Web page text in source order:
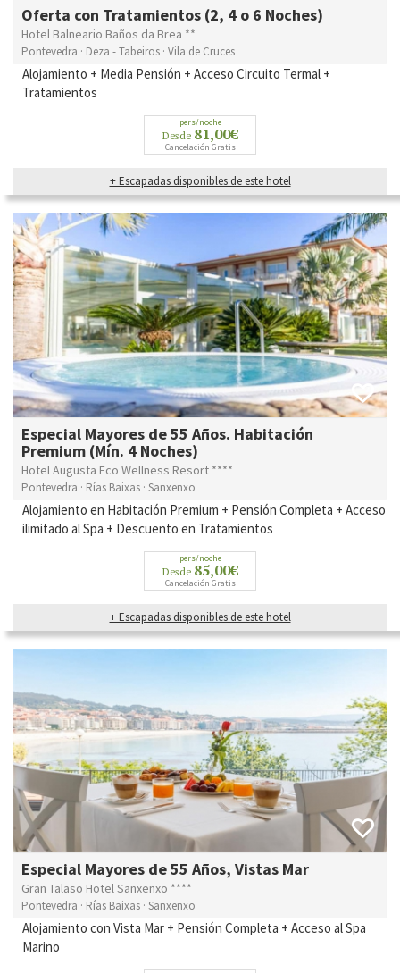
Oferta con Tratamientos (2, 4 o 6 Noches)
Hotel Balneario Baños da Brea **
Pontevedra · Deza - Tabeiros · Vila de Cruces
Alojamiento + Media Pensión + Acceso Circuito Termal +
Tratamientos
pers/noche
Desde 81,00€
Cancelación Gratis
+ Escapadas disponibles de este hotel
Especial Mayores de 55 Años. Habitación
Premium (Mín. 4 Noches)
Hotel Augusta Eco Wellness Resort ****
Pontevedra · Rías Baixas · Sanxenxo
Alojamiento en Habitación Premium + Pensión Completa + Acceso
ilimitado al Spa + Descuento en Tratamientos
pers/noche
Desde 85,00€
Cancelación Gratis
+ Escapadas disponibles de este hotel
Especial Mayores de 55 Años, Vistas Mar
Gran Talaso Hotel Sanxenxo ****
Pontevedra · Rías Baixas · Sanxenxo
Alojamiento con Vista Mar + Pensión Completa + Acceso al Spa
Marino